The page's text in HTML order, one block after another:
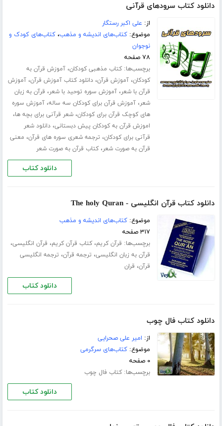
دانلود کتاب سرودهای قرآنی
از: علی اکبر رستگار
موضوع:کتاب‌های اندیشه و مذهب،کتاب‌های کودک و
نوجوان
۷۸ صفحه
برچسب‌ها:کتاب مذهبی کودکان،آموزش قرآن به
کودکان،آموزش قرآن،دانلود کتاب آموزش قرآن،آموزش
قرآن با شعر،آموزش سوره توحید با شعر، قرآن به زبان
شعر،آموزش قرآن برای کودکان سه ساله،آموزش سوره
های کوچک قرآن برای کودکان،شعر قرآنی برای بچه ها،
اموزش قرآن به کودکان پیش دبستانی،دانلود شعر
قرآنی برای کودکان، ترجمه شعری سوره های قرآن، معنی
قرآن به صورت شعر،کتاب قرآن به صورت شعر
دانلود کتاب
دانلود کتاب قرآن انگلیسی - The holy Quran
موضوع:کتاب‌های اندیشه و مذهب
۳۱۷ صفحه
برچسب‌ها: قرآن کریم،کتاب قرآن کریم، قرآن انگلیسی،
قرآن به زبان انگلیسی، ترجمه قرآن، ترجمه انگلیسی
قرآن، قران
دانلود کتاب
دانلود کتاب فال چوب
از: امیر علی صحرایی
موضوع:کتاب‌های سرگرمی
۰ صفحه
برچسب‌ها:کتاب فال چوب
دانلود کتاب